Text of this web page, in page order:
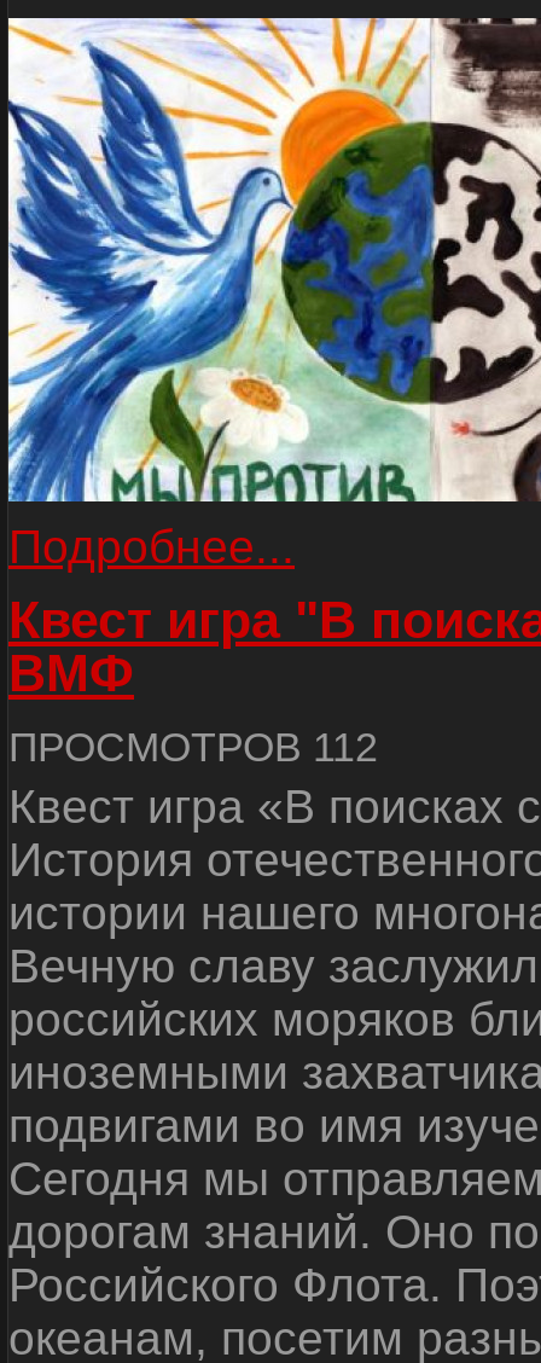
Подробнее...
Квест игра "В
ВМФ
ПРОСМОТРОВ 112
Квест игра «В
История
истории нашего
Вечную славу
российских моряков
иноземными
подвигами во имя
Сегодня мы
дорогам знаний. Оно
Российского Флота.
океанам, посетим